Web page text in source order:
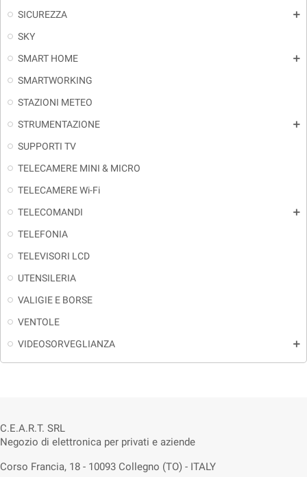
SICUREZZA add
SKY
SMART HOME
add
SMARTWORKING
STAZIONI METEO
STRUMENTAZIONE
add
SUPPORTI TV
TELECAMERE MINI & MICRO
TELECAMERE Wi-Fi
TELECOMANDI
add
TELEFONIA
TELEVISORI LCD
UTENSILERIA
VALIGIE E BORSE
VENTOLE
VIDEOSORVEGLIANZA
add
C.E.A.R.T. SRL
Negozio di elettronica per privati e aziende
Corso Francia, 18 - 10093 Collegno (TO) - ITALY